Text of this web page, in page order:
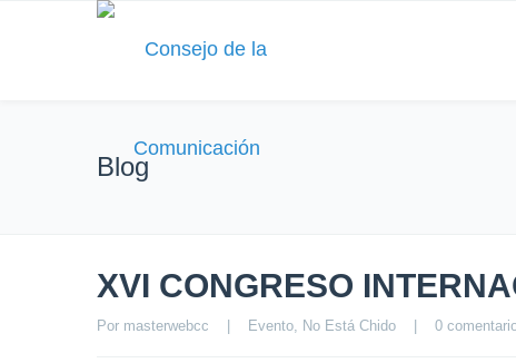
Blog
XVI CONGRESO
Por masterwebcc Evento, No Está Chido 0